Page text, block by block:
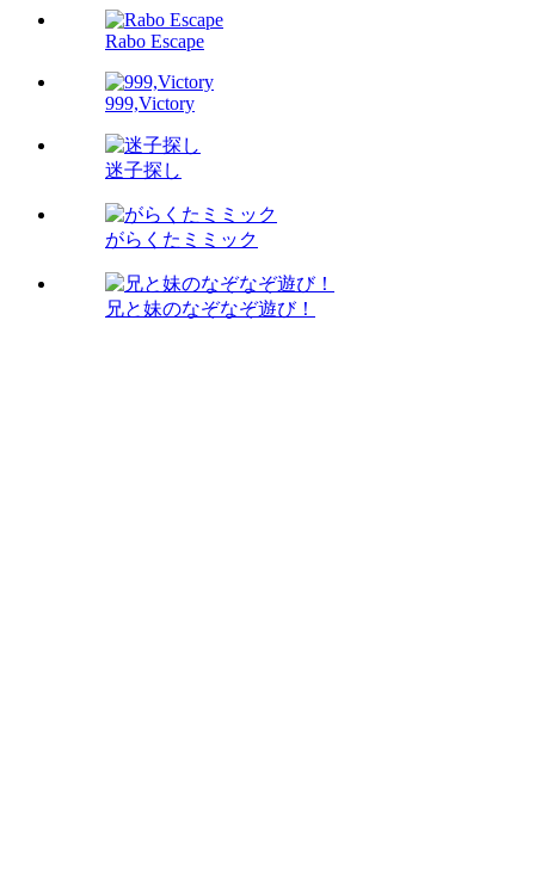
Rabo Escape
999,Victory
迷子探し
がらくたミミック
兄と妹のなぞなぞ遊び！